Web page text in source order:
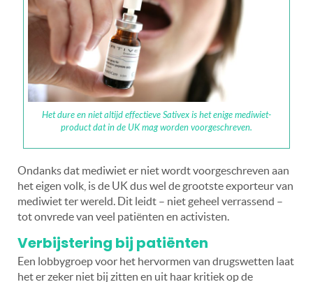
Het dure en niet altijd effectieve Sativex is het enige mediwiet-
product dat in de UK mag worden voorgeschreven.
Ondanks dat mediwiet er niet wordt voorgeschreven aan
het eigen volk, is de UK dus wel de grootste exporteur van
mediwiet ter wereld. Dit leidt – niet geheel verrassend –
tot onvrede van veel patiënten en activisten.
Verbijstering bij patiënten
Een lobbygroep voor het hervormen van drugswetten laat
het er zeker niet bij zitten en uit haar kritiek op de